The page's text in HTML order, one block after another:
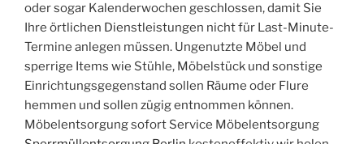
oder sogar Kalenderwochen geschlossen, damit Sie
Ihre örtlichen Dienstleistungen nicht für Last-Minute-
Termine anlegen müssen. Ungenutzte Möbel und
sperrige Items wie Stühle, Möbelstück und sonstige
Einrichtungsgegenstand sollen Räume oder Flure
hemmen und sollen zügig entnommen können.
Möbelentsorgung sofort Service Möbelentsorgung